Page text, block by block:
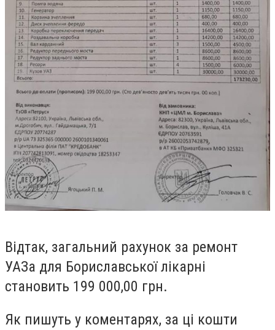
Відтак, загальний рахунок за ремонт
УАЗа для Бориславської лікарні
становить 199 000,00 грн.
Як пишуть у коментарях, за ці кошти